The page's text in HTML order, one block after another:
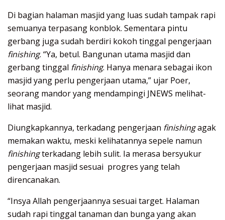
Di bagian halaman masjid yang luas sudah tampak rapi
semuanya terpasang konblok. Sementara pintu
gerbang juga sudah berdiri kokoh tinggal pengerjaan
finishing. “Ya, betul. Bangunan utama masjid dan
gerbang tinggal finishing. Hanya menara sebagai ikon
masjid yang perlu pengerjaan utama,” ujar Poer,
seorang mandor yang mendampingi JNEWS melihat-
lihat masjid.
Diungkapkannya, terkadang pengerjaan finishingagak
memakan waktu, meski kelihatannya sepele namun
finishingterkadang lebih sulit. Ia merasa bersyukur
pengerjaan masjid sesuai progres yang telah
direncanakan.
“Insya Allah pengerjaannya sesuai target. Halaman
sudah rapi tinggal tanaman dan bunga yang akan